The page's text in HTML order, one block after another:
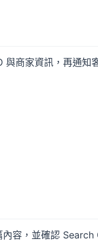
與商家資訊，再通知
容，並確認 Search